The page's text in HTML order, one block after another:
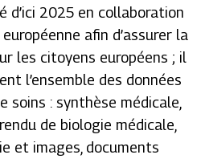
d’ici 2025 en collaboration
afin d’assurer la
les citoyens européens ; il
l’ensemble des données
soins : synthèse médicale,
de biologie médicale,
et images, documents